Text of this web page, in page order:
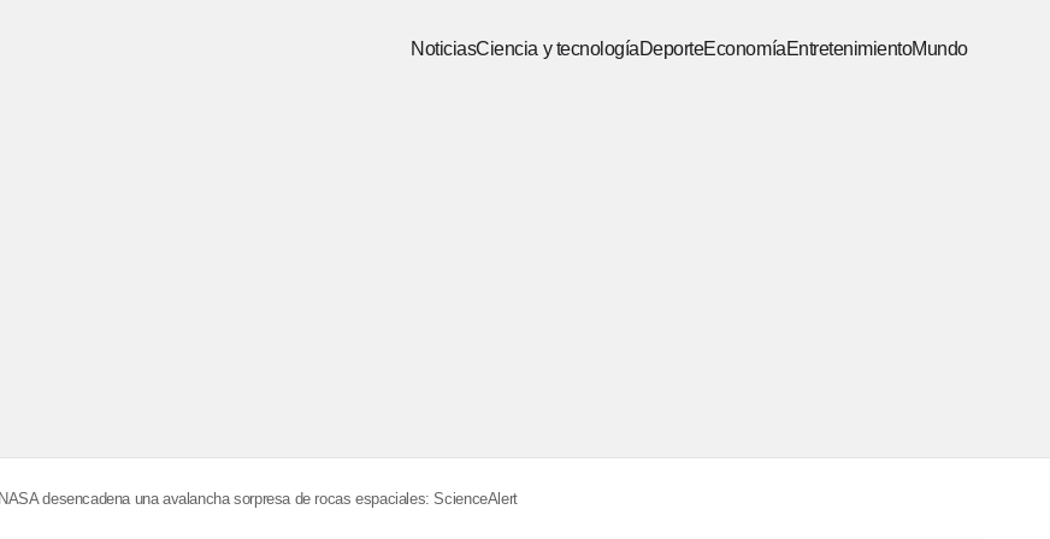
NoticiasCiencia y tecnologíaDeporteEconomíaEntretenimientoMundo
desencadena una avalancha sorpresa de rocas espaciales: ScienceAlert